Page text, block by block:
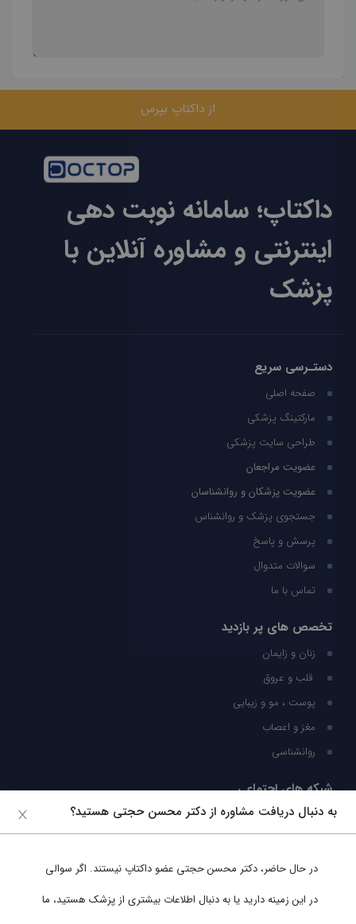
از داکتاپ بپرس
داکتاپ؛ سامانه نوبت دهی
اینترنتی و مشاوره آنلاین با
پزشک
دستـرسی سریع
صفحه اصلی
مارکتینگ پزشکی
طراحی سایت پزشکی
عضویت مراجعان
عضویت پزشکان و روانشناسان
جستجوی پزشک و روانشناس
پرسش و پاسخ
سوالات متدوال
تماس با ما
تخصص های پر بازدید
زنان و زایمان
قلب و عروق
پوست ، مو و زیبایی
مغز و اعصاب
روانشناسی
شبکه های اجتماعی
ما را در شبکه های اجتماعی دنبال کنید
به دنبال دریافت مشاوره از دکتر محسن حجتی هستید؟
در حال حاضر، دکتر محسن حجتی عضو داکتاپ نیستند. اگر سوالی
در این زمینه دارید یا به دنبال اطلاعات بیشتری از پزشک هستید، ما